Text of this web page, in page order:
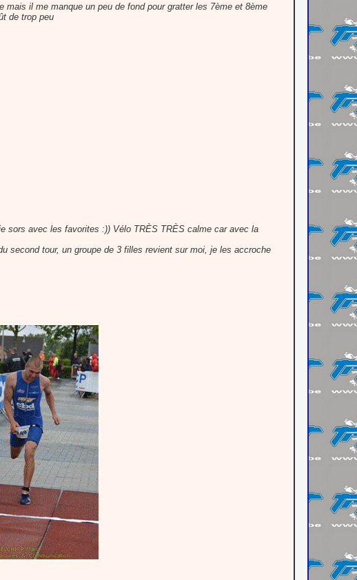
mais il me manque un peu de fond pour gratter les 7ème et 8ème
de trop peu
sors avec les favorites :)) Vélo TRÈS TRÈS calme car avec la
second tour, un groupe de 3 filles revient sur moi, je les accroche